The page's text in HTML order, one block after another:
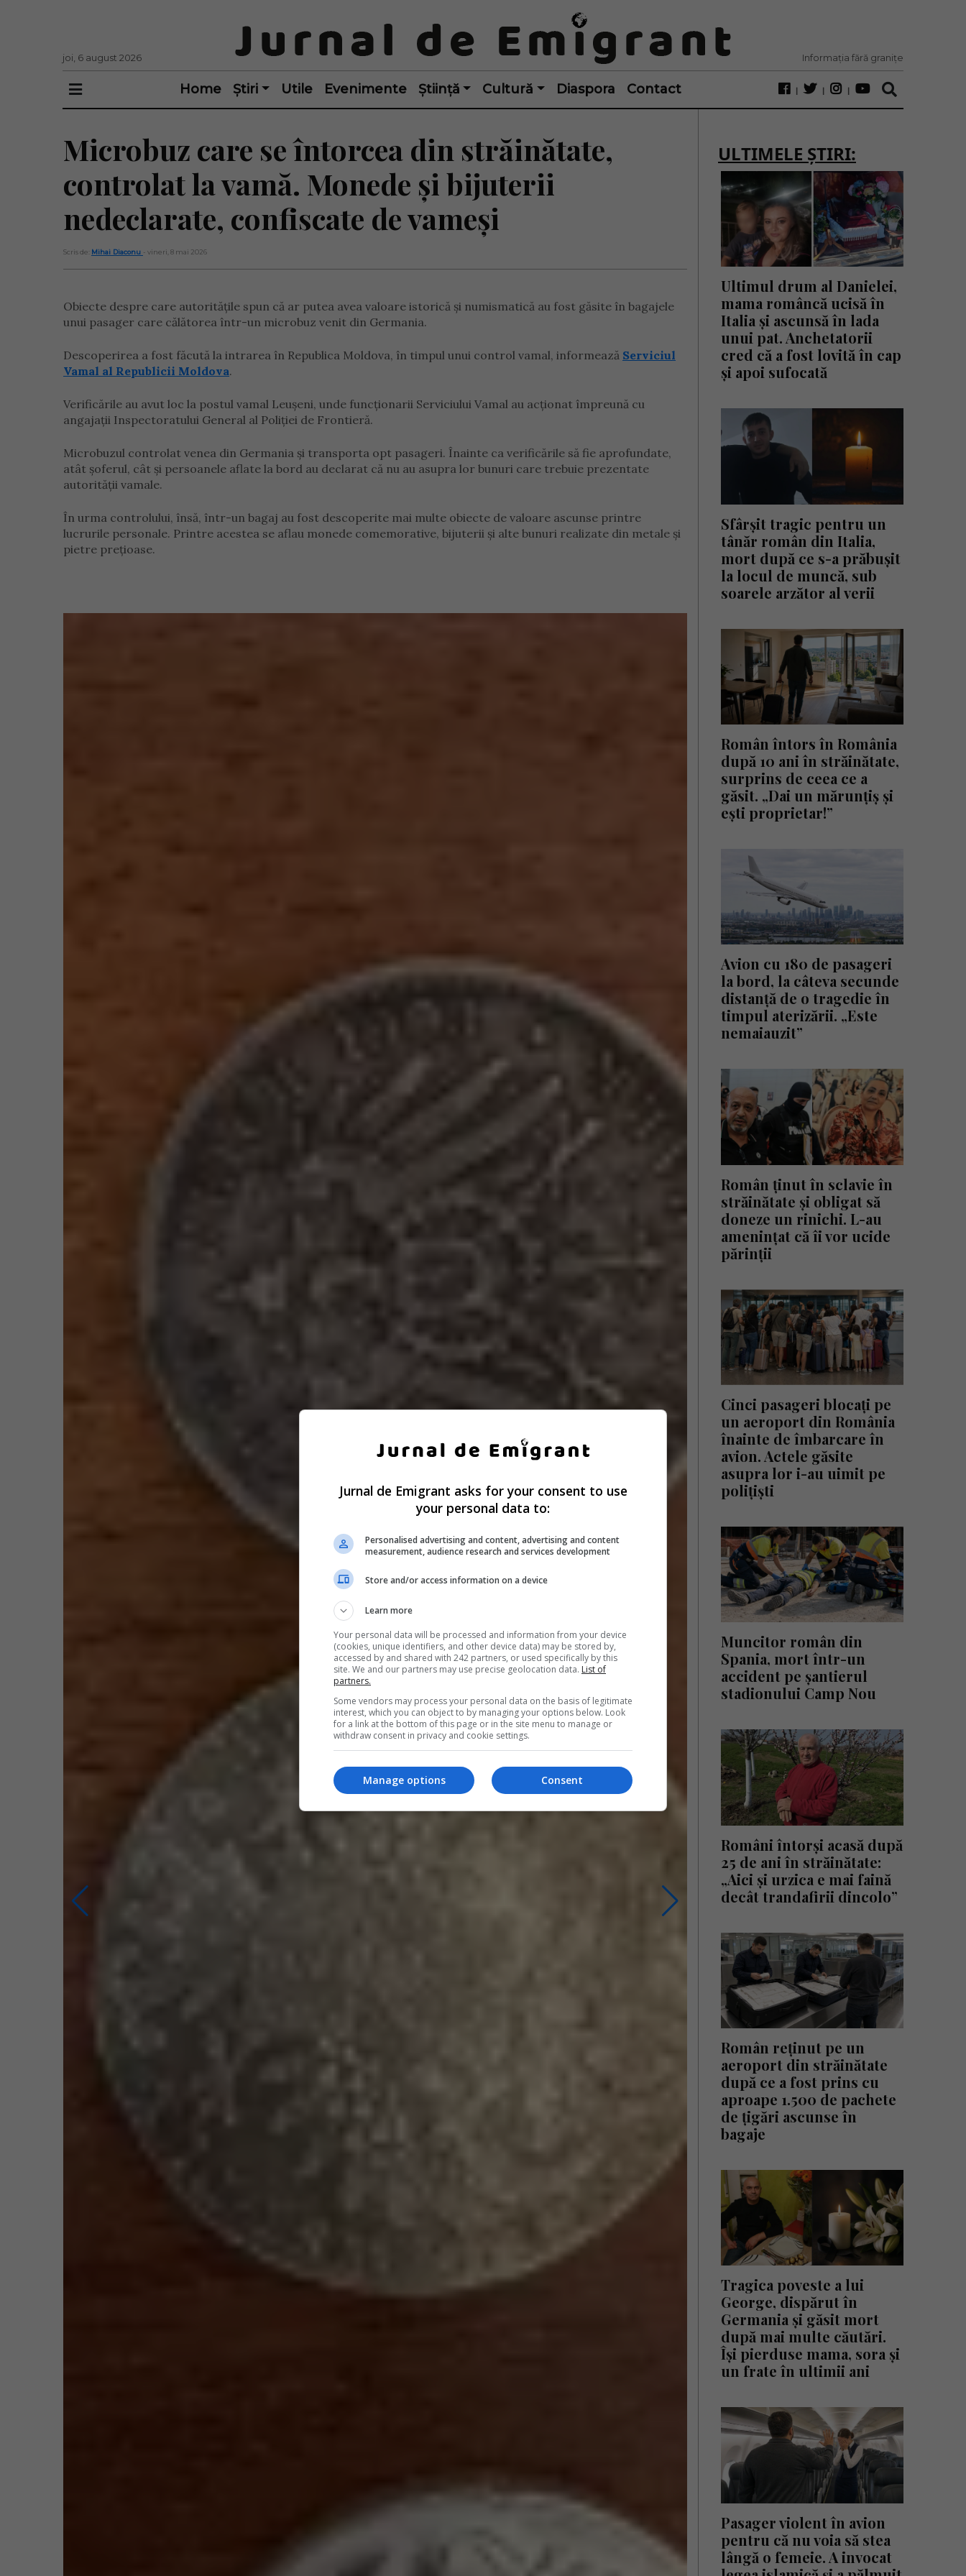
joi, 6 august 2026 Informația fără granițe
Home Știri Utile Evenimente Știință Cultură Diaspora Contact
Microbuz care se întorcea din străinătate,
controlat la vamă. Monede și bijuterii
nedeclarate, confiscate de vameși
Scris de: Mihai Diaconu - vineri, 8 mai 2026
Obiecte despre care autoritățile spun că ar putea avea valoare istorică și numismatică au fost găsite în bagajele
unui pasager care călătorea într-un microbuz venit din Germania.
Descoperirea a fost făcută la intrarea în Republica Moldova, în timpul unui control vamal, informează Serviciul
Vamal al Republicii Moldova.
Verificările au avut loc la postul vamal Leușeni, unde funcționarii Serviciului Vamal au acționat împreună cu
angajații Inspectoratului General al Poliției de Frontieră.
Microbuzul controlat venea din Germania și transporta opt pasageri. Înainte ca verificările să fie aprofundate,
atât șoferul, cât și persoanele aflate la bord au declarat că nu au asupra lor bunuri care trebuie prezentate
autorității vamale.
În urma controlului, însă, într-un bagaj au fost descoperite mai multe obiecte de valoare ascunse printre
lucrurile personale. Printre acestea se aflau monede comemorative, bijuterii și alte bunuri realizate din metale și
pietre prețioase.
ULTIMELE ȘTIRI:
Ultimul drum al Danielei,
mama româncă ucisă în
Italia și ascunsă în lada
unui pat. Anchetatorii
cred că a fost lovită în cap
și apoi sufocată
Sfârșit tragic pentru un
tânăr român din Italia,
mort după ce s-a prăbușit
la locul de muncă, sub
soarele arzător al verii
Român întors în România
după 10 ani în străinătate,
surprins de ceea ce a
găsit. „Dai un mărunțiș și
ești proprietar!”
Avion cu 180 de pasageri
la bord, la câteva secunde
distanță de o tragedie în
timpul aterizării. „Este
nemaiauzit”
Român ținut în sclavie în
străinătate și obligat să
doneze un rinichi. L-au
amenințat că îi vor ucide
părinții
Cinci pasageri blocați pe
un aeroport din România
înainte de îmbarcare în
avion. Actele găsite
asupra lor i-au uimit pe
polițiști
Muncitor român din
Spania, mort într-un
accident pe șantierul
stadionului Camp Nou
Români întorși acasă după
25 de ani în străinătate:
„Aici și urzica e mai faină
decât trandafirii dincolo”
Român reținut pe un
aeroport din străinătate
după ce a fost prins cu
aproape 1.500 de pachete
de țigări ascunse în
bagaje
Tragica poveste a lui
George, dispărut în
Germania și găsit mort
după mai multe căutări.
Își pierduse mama, sora și
un frate în ultimii ani
Pasager violent în avion
pentru că nu voia să stea
lângă o femeie. A invocat
Jurnal de Emigrant asks for your consent to use
your personal data to:
Personalised advertising and content, advertising and content
measurement, audience research and services development
Store and/or access information on a device
Learn more
Your personal data will be processed and information from your device
(cookies, unique identifiers, and other device data) may be stored by,
accessed by and shared with 242 partners, or used specifically by this
site. We and our partners may use precise geolocation data. List of
partners.
Some vendors may process your personal data on the basis of legitimate
interest, which you can object to by managing your options below. Look
for a link at the bottom of this page or in the site menu to manage or
withdraw consent in privacy and cookie settings.
Consent
Manage options